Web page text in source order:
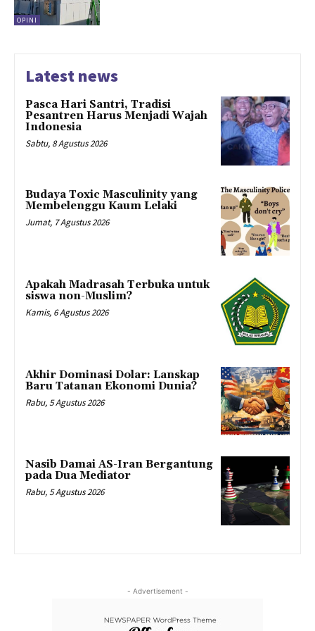
OPINI
Latest news
Pasca Hari Santri, Tradisi
Pesantren Harus Menjadi Wajah
Indonesia
Sabtu, 8 Agustus 2026
Budaya Toxic Masculinity yang
Membelenggu Kaum Lelaki
Jumat, 7 Agustus 2026
Apakah Madrasah Terbuka untuk
siswa non-Muslim?
Kamis, 6 Agustus 2026
Akhir Dominasi Dolar: Lanskap
Baru Tatanan Ekonomi Dunia?
Rabu, 5 Agustus 2026
Nasib Damai AS-Iran Bergantung
pada Dua Mediator
Rabu, 5 Agustus 2026
- Advertisement -